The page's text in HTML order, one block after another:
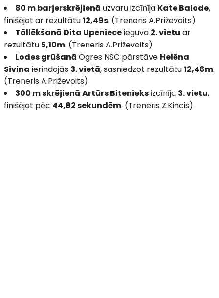
80 m barjerskrējienā uzvaru izcīnīja Kate Balode,
finišējot ar rezultātu12,49s. (Treneris A.Priževoits)
Tāllēkšanā Dita Upenieceieguva 2. vietu ar
rezultātu 5,10m. (Treneris A.Priževoits)
Lodes grūšanā Ogres NSC pārstāve Helēna
Sivina ierindojās 3. vietā, sasniedzot rezultātu12,46m.
(Treneris A.Priževoits)
300 m skrējienā Artūrs Bitenieksizcīnīja 3. vietu,
finišējot pēc 44,82 sekundēm. (Treneris Z.Kincis)